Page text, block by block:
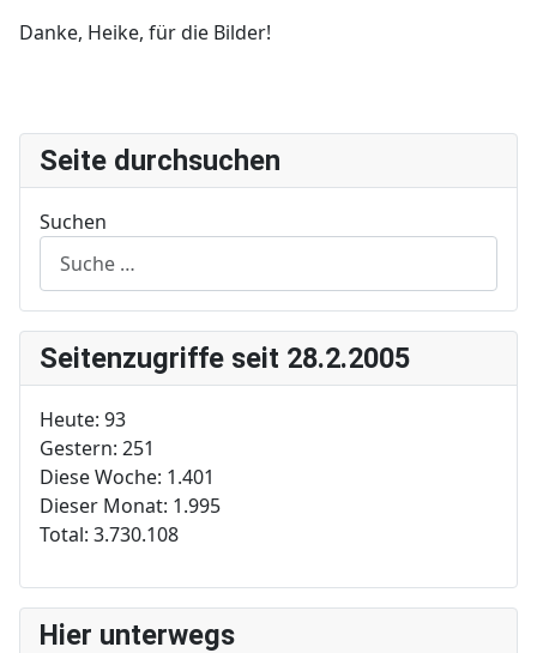
Danke, Heike, für die Bilder!
Seite durchsuchen
Suchen
Seitenzugriffe seit 28.2.2005
Heute: 93
Gestern: 251
Diese Woche: 1.401
Dieser Monat: 1.995
Total: 3.730.108
Hier unterwegs